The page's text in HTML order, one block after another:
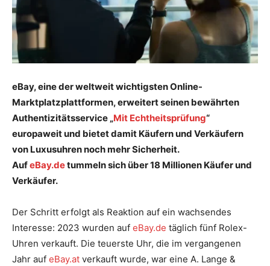
eBay, eine der weltweit wichtigsten Online-
Marktplatzplattformen, erweitert seinen bewährten
Authentizitätsservice „Mit Echtheitsprüfung“
europaweit und bietet damit Käufern und Verkäufern
von Luxusuhren noch mehr Sicherheit.
AufeBay.detummeln sich über 18 Millionen Käufer und
Verkäufer.
​Der Schritt erfolgt als Reaktion auf ein wachsendes
Interesse: 2023 wurden auf eBay.de täglich fünf Rolex-
Uhren verkauft. Die teuerste Uhr, die im vergangenen
Jahr auf eBay.at verkauft wurde, war eine A. Lange &